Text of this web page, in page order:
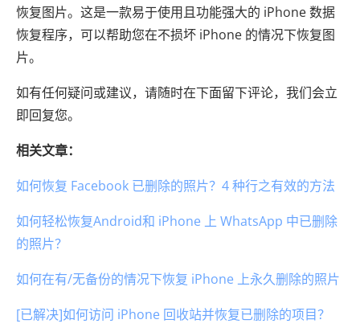
恢复图片。这是一款易于使用且功能强大的 iPhone 数据
恢复程序，可以帮助您在不损坏 iPhone 的情况下恢复图
片。
如有任何疑问或建议，请随时在下面留下评论，我们会立
即回复您。
相关文章：
如何恢复 Facebook 已删除的照片？4 种行之有效的方法
如何轻松恢复Android和 iPhone 上 WhatsApp 中已删除
的照片？
如何在有/无备份的情况下恢复 iPhone 上永久删除的照片
[已解决]如何访问 iPhone 回收站并恢复已删除的项目？